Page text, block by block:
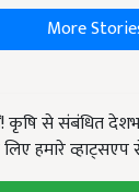
More
कृषि से संबंधित
हमारे व्हाट्सएप